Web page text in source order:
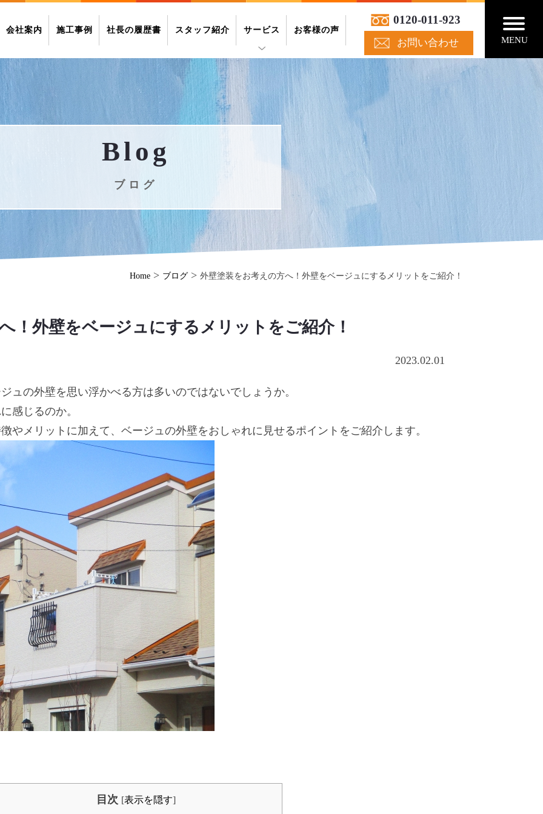
会社案内 施工事例 社長の履歴書 スタッフ紹介 サービス お客様の声
0120-011-923
お問い合わせ MENU
Blog
ブログ
Home > ブログ > 外壁塗装をお考えの方へ！外壁をベージュにするメリットをご紹介！
！外壁をベージュにするメリットをご紹介！
2023.02.01
ュの外壁を思い浮かべる方は多いのではないでしょうか。
感じるのか。
やメリットに加えて、ベージュの外壁をおしゃれに見せるポイントをご紹介します。
目次 [表示を隠す]